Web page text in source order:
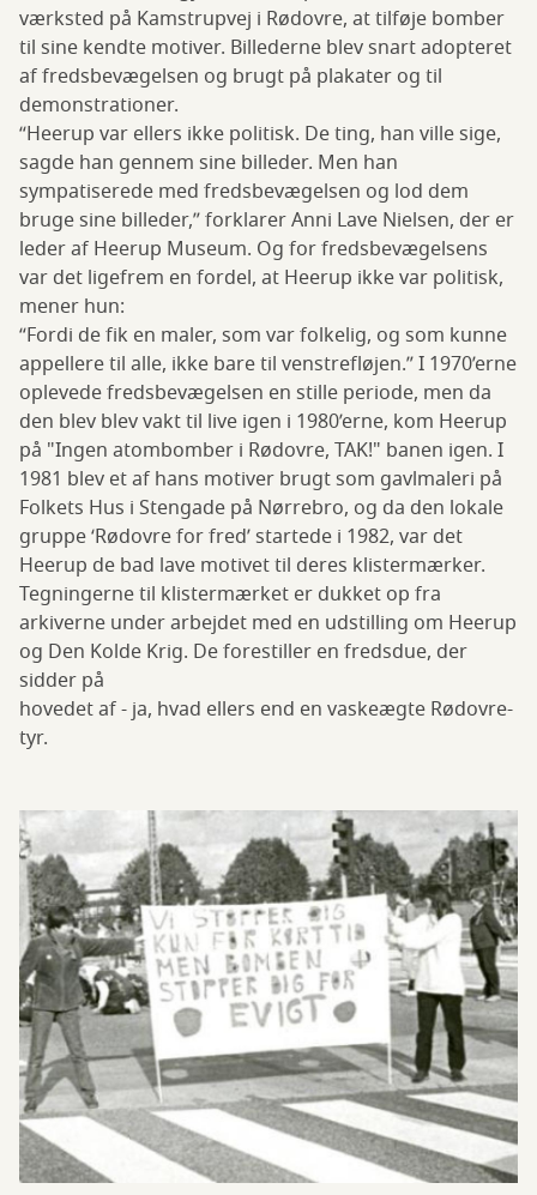
værksted på Kamstrupvej i Rødovre, at tilføje bomber
til sine kendte motiver. Billederne blev snart adopteret
af fredsbevægelsen og brugt på plakater og til
demonstrationer.
“Heerup var ellers ikke politisk. De ting, han ville sige,
sagde han gennem sine billeder. Men han
sympatiserede med fredsbevægelsen og lod dem
bruge sine billeder,” forklarer Anni Lave Nielsen, der er
leder af Heerup Museum. Og for fredsbevægelsens
var det ligefrem en fordel, at Heerup ikke var politisk,
mener hun:
“Fordi de fik en maler, som var folkelig, og som kunne
appellere til alle, ikke bare til venstrefløjen.” I 1970’erne
oplevede fredsbevægelsen en stille periode, men da
den blev blev vakt til live igen i 1980’erne, kom Heerup
på "Ingen atombomber i Rødovre, TAK!" banen igen. I
1981 blev et af hans motiver brugt som gavlmaleri på
Folkets Hus i Stengade på Nørrebro, og da den lokale
gruppe ‘Rødovre for fred’ startede i 1982, var det
Heerup de bad lave motivet til deres klistermærker.
Tegningerne til klistermærket er dukket op fra
arkiverne under arbejdet med en udstilling om Heerup
og Den Kolde Krig. De forestiller en fredsdue, der
sidder på
hovedet af - ja, hvad ellers end en vaskeægte Rødovre-
tyr.